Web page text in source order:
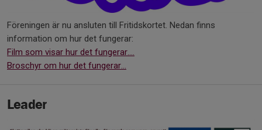
Föreningen är nu ansluten till Fritidskortet. Nedan finns
information om hur det fungerar:
Film som visar hur det fungerar....
Broschyr om hur det fungerar...
Leader